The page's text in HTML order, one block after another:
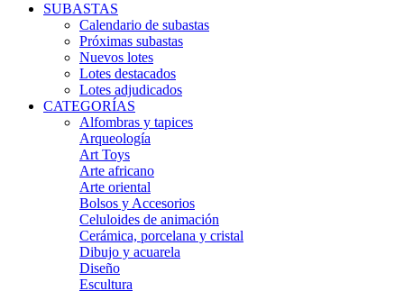
SUBASTAS
Calendario de subastas
Próximas subastas
Nuevos lotes
Lotes destacados
Lotes adjudicados
CATEGORÍAS
Alfombras y tapices
Arqueología
Art Toys
Arte africano
Arte oriental
Bolsos y Accesorios
Celuloides de animación
Cerámica, porcelana y cristal
Dibujo y acuarela
Diseño
Escultura